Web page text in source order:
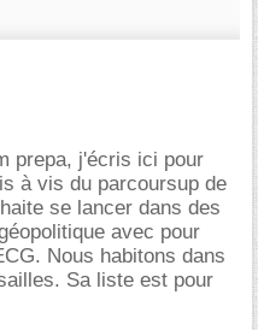
prepa, j'écris ici pour
à vis du parcoursup de
se lancer dans des
avec pour
Nous habitons dans
Sa liste est pour